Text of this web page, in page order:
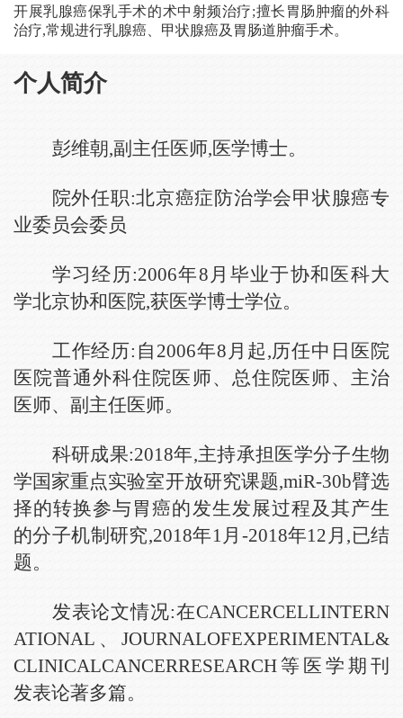
开展乳腺癌保乳手术的术中射频治疗;擅长胃肠肿瘤的外科
治疗,常规进行乳腺癌、甲状腺癌及胃肠道肿瘤手术。
个人简介
彭维朝,副主任医师,医学博士。
院外任职:北京癌症防治学会甲状腺癌专
业委员会委员
学习经历:2006年8月毕业于协和医科大
学北京协和医院,获医学博士学位。
工作经历:自2006年8月起,历任中日医院
医院普通外科住院医师、总住院医师、主治
医师、副主任医师。
科研成果:2018年,主持承担医学分子生物
学国家重点实验室开放研究课题,miR-30b臂选
择的转换参与胃癌的发生发展过程及其产生
的分子机制研究,2018年1月-2018年12月,已结
题。
发表论文情况:在CANCERCELLINTERN
ATIONAL、JOURNALOFEXPERIMENTAL&
CLINICALCANCERRESEARCH等医学期刊
发表论著多篇。